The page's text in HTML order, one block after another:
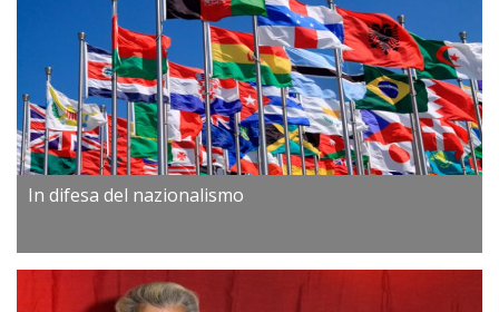
In difesa del nazionalismo